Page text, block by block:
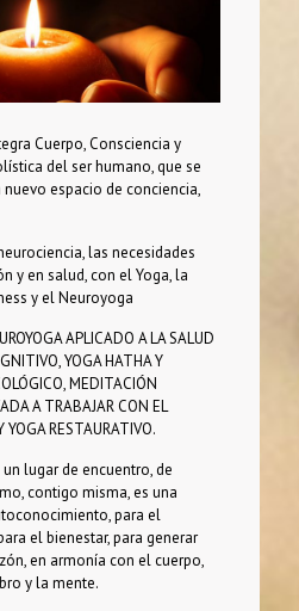
Cuerpo, Consciencia y
del ser humano, que se
espacio de conciencia,
las necesidades
y en salud, con el Yoga, la
y el Neuroyoga
APLICADO A LA SALUD
YOGA HATHA Y
MEDITACIÓN
A TRABAJAR CON EL
YOGA RESTAURATIVO.
un lugar de encuentro, de
contigo misma, es una
para el
el bienestar, para generar
en armonía con el cuerpo,
y la mente.